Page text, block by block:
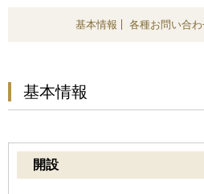
基本情報 各種お問い合わ
基本情報
開設